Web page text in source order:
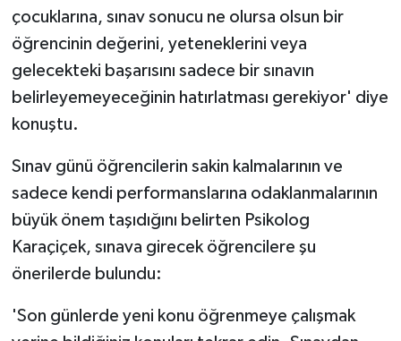
çocuklarına, sınav sonucu ne olursa olsun bir
öğrencinin değerini, yeteneklerini veya
gelecekteki başarısını sadece bir sınavın
belirleyemeyeceğinin hatırlatması gerekiyor' diye
konuştu.
Sınav günü öğrencilerin sakin kalmalarının ve
sadece kendi performanslarına odaklanmalarının
büyük önem taşıdığını belirten Psikolog
Karaçiçek, sınava girecek öğrencilere şu
önerilerde bulundu:
'Son günlerde yeni konu öğrenmeye çalışmak